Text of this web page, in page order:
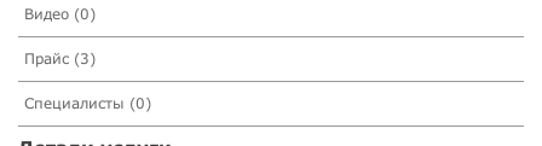
Видео (0)
Прайс (3)
Специалисты (0)